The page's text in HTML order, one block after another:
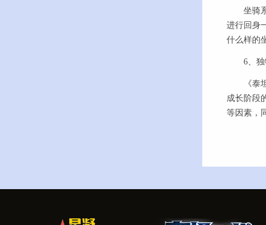
坐骑系
进行回身
什么样的
6、独特
《泰坦
成长阶段
等因素，